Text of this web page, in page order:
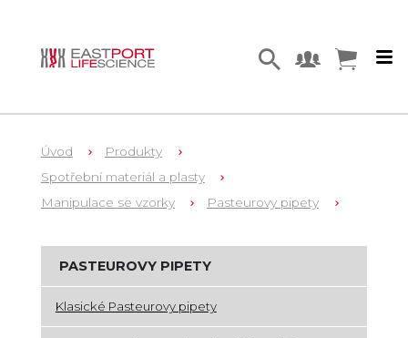
Úvod
Produkty
Spotřební materiál a plasty
Manipulace se vzorky
Pasteurovy pipety
PASTEUROVY PIPETY
Klasické Pasteurovy pipety